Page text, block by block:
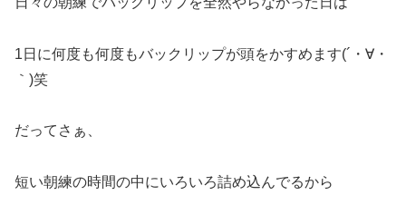
1日に何度も何度もバックリップが頭をかすめます(´・∀・
｀)笑
だってさぁ、
短い朝練の時間の中にいろいろ詰め込んでるから